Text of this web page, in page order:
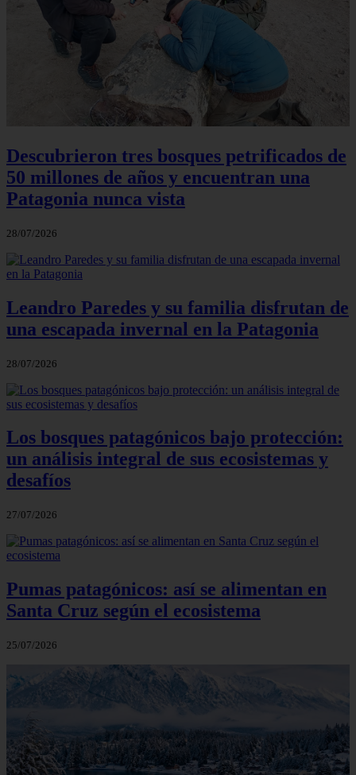
Descubrieron tres bosques petrificados de
50 millones de años y encuentran una
Patagonia nunca vista
28/07/2026
Leandro Paredes y su familia disfrutan de
una escapada invernal en la Patagonia
28/07/2026
Los bosques patagónicos bajo protección:
un análisis integral de sus ecosistemas y
desafíos
27/07/2026
Pumas patagónicos: así se alimentan en
Santa Cruz según el ecosistema
25/07/2026